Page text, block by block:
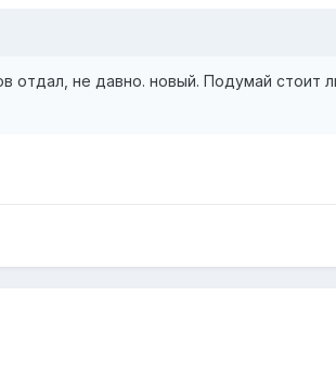
отдал, не давно. новый. Подумай стоит